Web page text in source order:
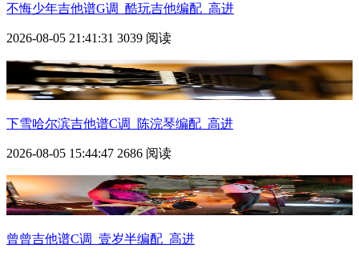
不悔少年吉他谱G调_酷玩吉他编配_高进
2026-08-05 21:41:31 3039 阅读
下雪哈尔滨吉他谱C调_陈浣琴编配_高进
2026-08-05 15:44:47 2686 阅读
曾曾吉他谱C调_壹岁半编配_高进